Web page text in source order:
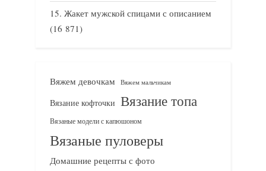
Жакет мужской спицами с описанием
(16 871)
Вяжем девочкам Вяжем мальчикам
Вязание кофточки Вязание топа
Вязаные модели с капюшоном
Вязаные пуловеры
Домашние рецепты с фото